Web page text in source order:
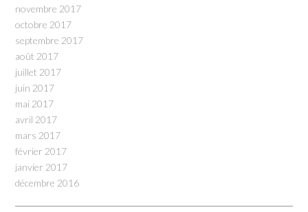
novembre 2017
octobre 2017
septembre 2017
août 2017
juillet 2017
juin 2017
mai 2017
avril 2017
mars 2017
février 2017
janvier 2017
décembre 2016